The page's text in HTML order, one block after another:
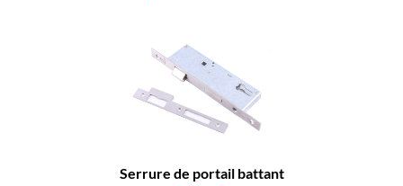
Serrure de portail battant